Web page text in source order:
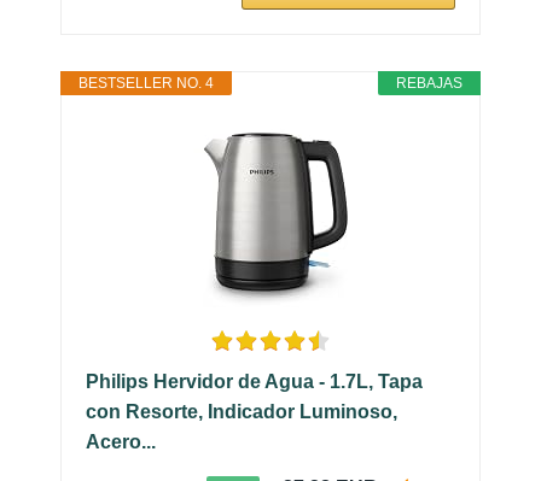
REBAJAS
BESTSELLER NO. 4
Philips Hervidor de Agua - 1.7L, Tapa
con Resorte, Indicador Luminoso,
Acero...